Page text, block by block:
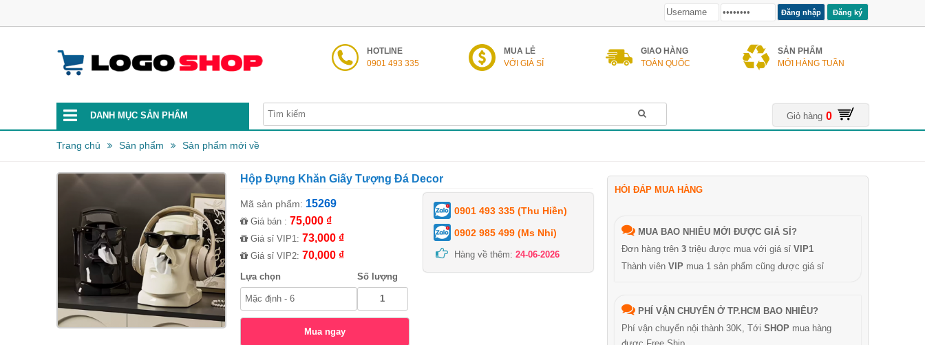
Đăng ký
HOTLINE
0901 493 335
MUA LẺ
VỚI GIÁ SỈ
GIAO HÀNG
TOÀN QUỐC
SẢN PHẨM
MỚI HÀNG TUẦN
Giỏ hàng 0
DANH MỤC SẢN PHẨM
Trang chủ Sản phẩm Sản phẩm mới về
Hộp Đựng Khăn Giấy Tượng Đá Decor
Mã sản phẩm: 15269
Giá bán : 75,000 ₫
Giá sỉ VIP1: 73,000 ₫
Giá sỉ VIP2: 70,000 ₫
Lựa chọn Số lượng
0901 493 335 (Thu Hiền)
0902 985 499 (Ms Nhi)
Hàng về thêm:24-06-2026
HỎI ĐÁP MUA HÀNG
MUA BAO NHIÊU MỚI ĐƯỢC GIÁ SỈ?
Đơn hàng trên 3 triệu được mua với giá sỉ VIP1
Thành viên VIP mua 1 sản phẩm cũng được giá sỉ
PHÍ VẬN CHUYỂN Ở TP.HCM BAO NHIÊU?
Phí vận chuyển nội thành 30K, Tới SHOP mua hàng